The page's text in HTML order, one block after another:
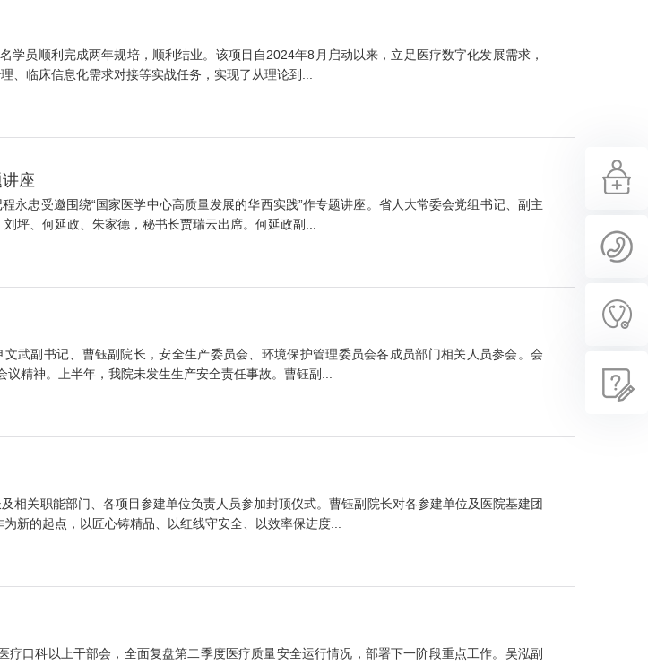
员顺利完成两年规培，顺利结业。该项目自2024年8月启动以来，立足医疗数字化发展需求，
、临床信息化需求对接等实战任务，实现了从理论到...
座
永忠受邀围绕“国家医学中心高质量发展的华西实践”作专题讲座。省人大常委会党组书记、副主
坪、何延政、朱家德，秘书长贾瑞云出席。何延政副...
武副书记、曹钰副院长，安全生产委员会、环境保护管理委员会各成员部门相关人员参会。会
精神。上半年，我院未发生生产安全责任事故。曹钰副...
关职能部门、各项目参建单位负责人员参加封顶仪式。曹钰副院长对各参建单位及医院基建团
新的起点，以匠心铸精品、以红线守安全、以效率保进度...
口科以上干部会，全面复盘第二季度医疗质量安全运行情况，部署下一阶段重点工作。吴泓副